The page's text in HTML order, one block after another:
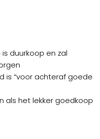
duurkoop en zal
is “voor achteraf goede
als het lekker goedkoop